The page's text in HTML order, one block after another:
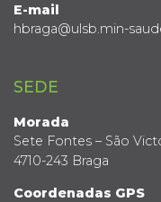
E-mail
hbraga@ulsb.min-
SEDE
Morada
Sete Fontes – São
4710-243 Braga
Coordenadas GPS